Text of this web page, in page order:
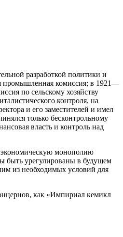
разработкой политики и
промышленная комиссия; в 1921—
по сельскому хозяйству
контроля, на
и его заместителей и имел
только бесконтрольному
власть и контроль над
экономическую монополию
быть урегулированы в будущем
из необходимых условий для
как «Импириал кемикл